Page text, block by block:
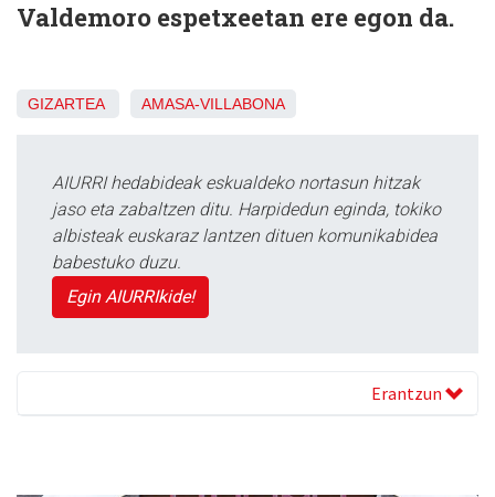
Valdemoro espetxeetan ere egon da.
GIZARTEA AMASA-VILLABONA
AIURRI hedabideak eskualdeko nortasun hitzak
jaso eta zabaltzen ditu. Harpidedun eginda, tokiko
albisteak euskaraz lantzen dituen komunikabidea
babestuko duzu.
Egin AIURRIkide!
Erantzun